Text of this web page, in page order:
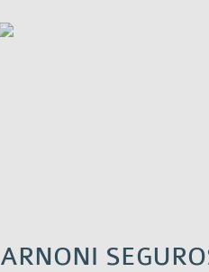
ARNONI